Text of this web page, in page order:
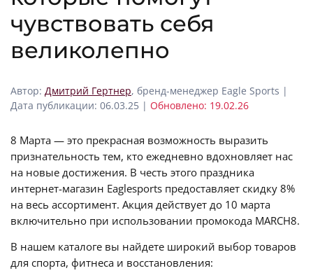
чувствовать себя
великолепно
Автор: Дмитрий Гертнер, бренд-менеджер Eagle Sports |
Дата публикации: 06.03.25 | Обновлено: 19.02.26
8 Марта — это прекрасная возможность выразить
признательность тем, кто ежедневно вдохновляет нас
на новые достижения. В честь этого праздника
интернет-магазин Eaglesports предоставляет скидку 8%
на весь ассортимент. Акция действует до 10 марта
включительно при использовании промокода MARCH8.
В нашем каталоге вы найдете широкий выбор товаров
для спорта, фитнеса и восстановления: